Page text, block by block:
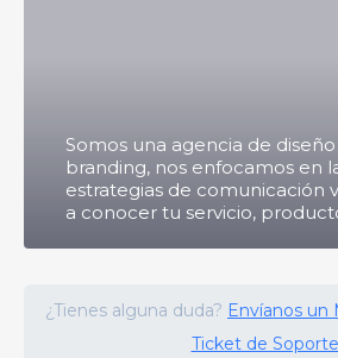
Somos una agencia de
branding, nos enfocamos en
estrategias de comunicación
a conocer tu servicio,
¿Tienes alguna duda? Envíanos un
Ticket de